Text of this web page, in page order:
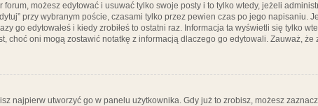
możesz edytować i usuwać tylko swoje posty i to tylko wtedy, jeżeli
przy wybranym poście, czasami tylko przez pewien czas po jego napisaniu.
go edytowałeś i kiedy zrobiłeś to ostatni raz. Informacja ta wyświetli się tylko
choć oni mogą zostawić notatkę z informacją dlaczego go edytowali. Zauważ,
najpierw utworzyć go w panelu użytkownika. Gdy już to zrobisz, możesz